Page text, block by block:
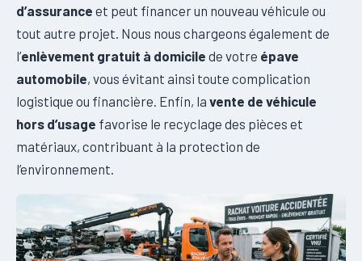
d’assurance et peut financer un nouveau véhicule ou
tout autre projet. Nous nous chargeons également de
l’enlèvement gratuit à domicile de votre épave
automobile, vous évitant ainsi toute complication
logistique ou financière. Enfin, la vente de véhicule
hors d’usage favorise le recyclage des pièces et
matériaux, contribuant à la protection de
l’environnement.